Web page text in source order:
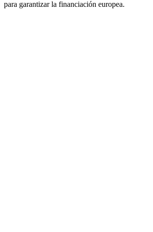
para garantizar la financiación europea.